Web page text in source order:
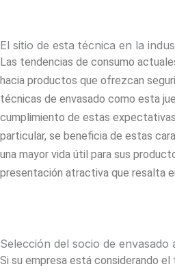
El sitio de esta técnica en la
Las tendencias de consumo
hacia productos que ofrezcan
técnicas de envasado como esta
cumplimiento de estas
particular, se beneficia de estas
una mayor vida útil para sus
presentación atractiva que resalta
Selección del socio de envasado
Si su empresa está considerando el